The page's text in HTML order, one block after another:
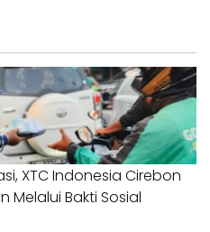
XTC Indonesia Cirebon
Melalui Bakti Sosial